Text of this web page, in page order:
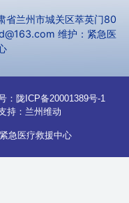
兰州市城关区萃英门80
维护：紧急医
： 陇ICP备20001389号-1
持： 兰州维动
急医疗救援中心